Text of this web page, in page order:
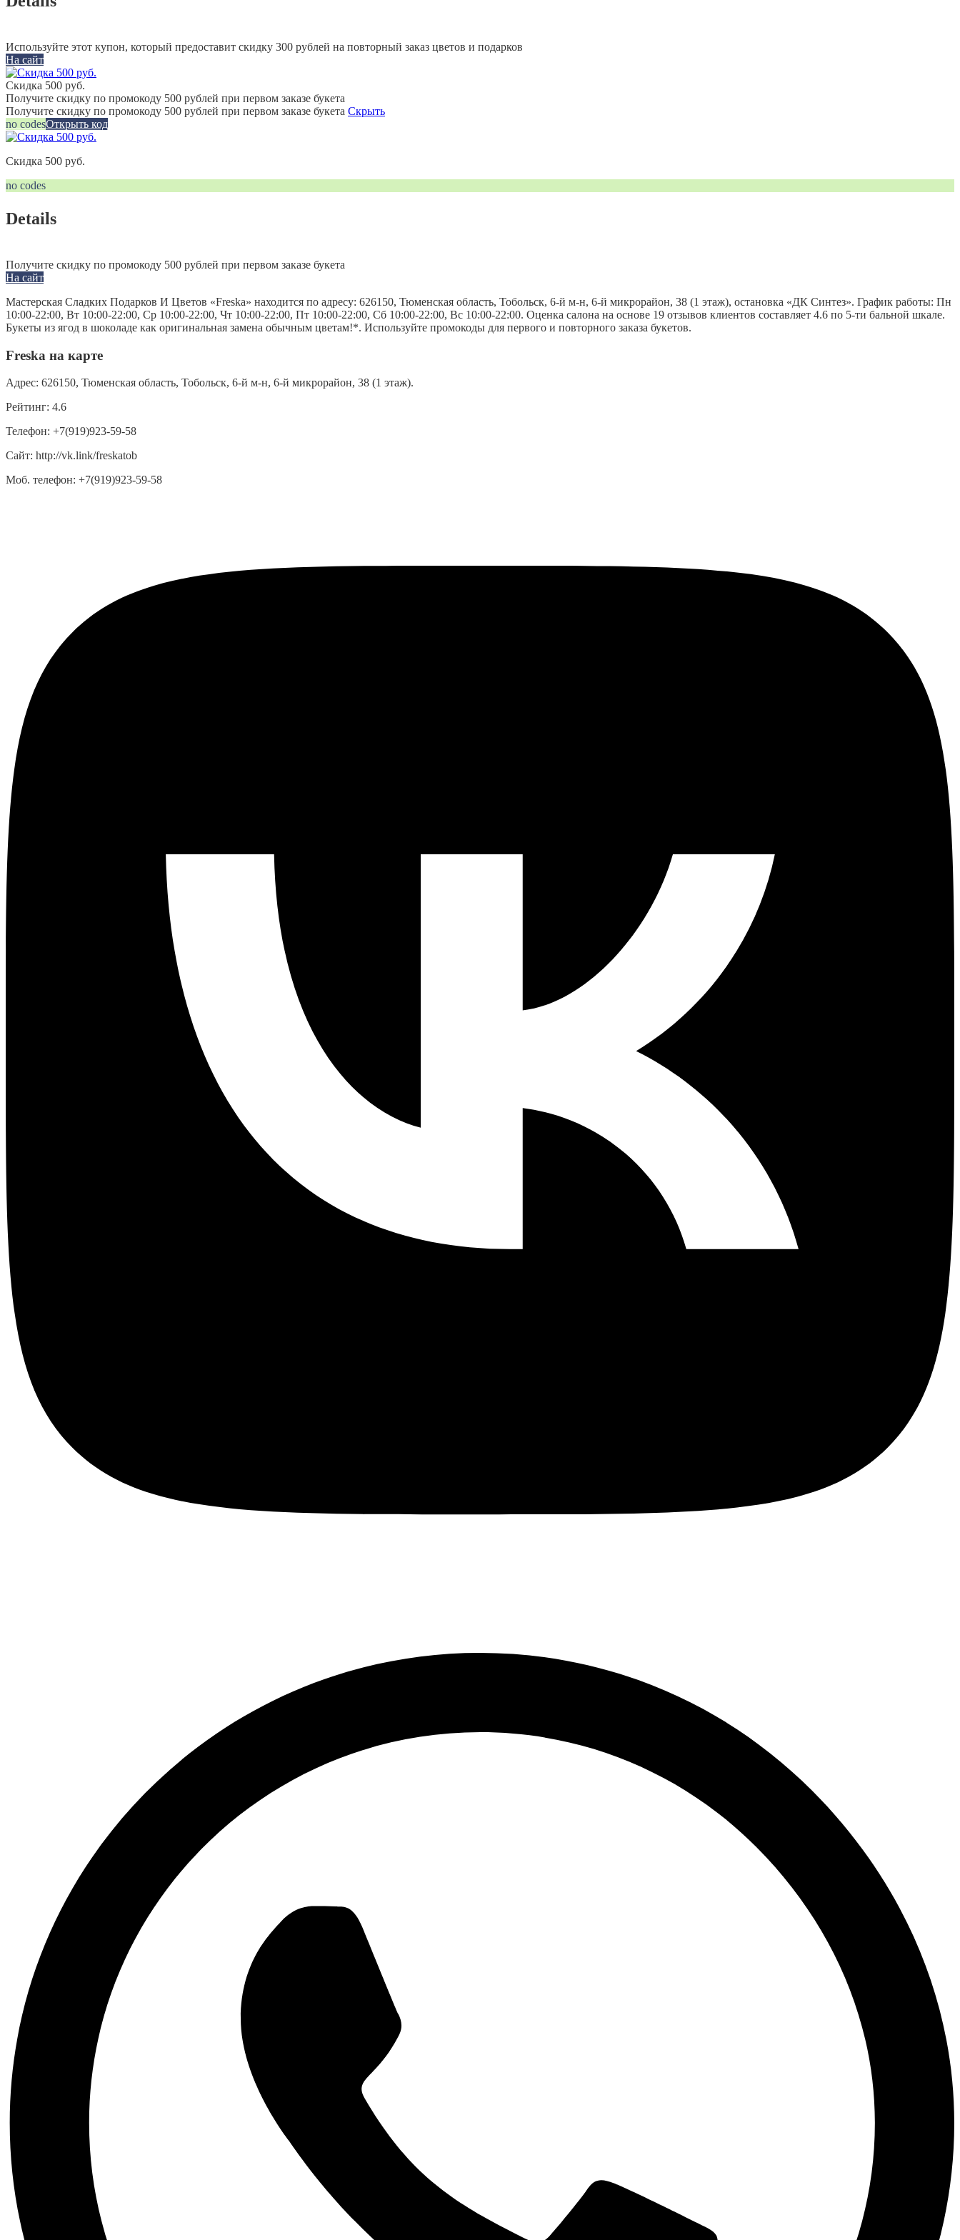
Используйте этот купон, который предоставит скидку 300 рублей на повторный заказ цветов и подарков
На сайт
Скидка 500 руб.
Получите скидку по промокоду 500 рублей при первом заказе букета
Получите скидку по промокоду 500 рублей при первом заказе букета Скрыть
no codesОткрыть код
Скидка 500 руб.
no codes
Details
Получите скидку по промокоду 500 рублей при первом заказе букета
На сайт
Мастерская Сладких Подарков И Цветов «Freska» находится по адресу: 626150, Тюменская область, Тобольск, 6-й м-н, 6-й микрорайон, 38 (1 этаж), остановка «ДК Синтез». График работы: Пн
10:00-22:00, Вт 10:00-22:00, Ср 10:00-22:00, Чт 10:00-22:00, Пт 10:00-22:00, Сб 10:00-22:00, Вс 10:00-22:00. Оценка салона на основе 19 отзывов клиентов составляет 4.6 по 5-ти бальной шкале.
Букеты из ягод в шоколаде как оригинальная замена обычным цветам!*. Используйте промокоды для первого и повторного заказа букетов.
Freska на карте
Адрес: 626150, Тюменская область, Тобольск, 6-й м-н, 6-й микрорайон, 38 (1 этаж).
Рейтинг: 4.6
Телефон: +7(919)923-59-58
Сайт: http://vk.link/freskatob
Моб. телефон: +7(919)923-59-58